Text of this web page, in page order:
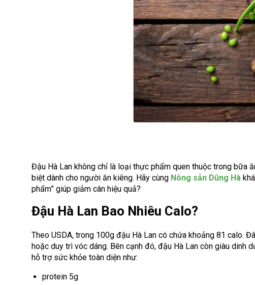
Đậu Hà Lan không chỉ là loại thực phẩm quen thuộc trong bữa
biệt dành cho người ăn kiêng. Hãy cùng Nông sản Dũng Hà
phẩm” giúp giảm cân hiệu quả?
Đậu Hà Lan Bao Nhiêu Calo?
Theo USDA, trong 100g đậu Hà Lan có chứa khoảng 81 calo.
hoặc duy trì vóc dáng. Bên cạnh đó, đậu Hà Lan còn giàu dinh
hỗ trợ sức khỏe toàn diện như:
protein 5g